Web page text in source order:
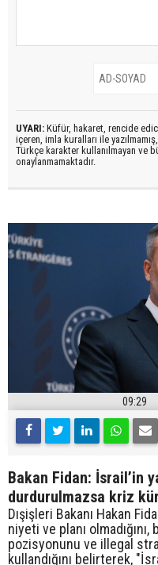
UYARI: Küfür, hakaret, rencide
içeren, imla kuralları ile yazılmamış,
Türkçe karakter kullanılmayan ve
onaylanmamaktadır.
09:29
Bakan Fidan: İsrail’in
durdurulmazsa kriz
Dışişleri Bakanı Hakan
niyeti ve planı
pozisyonunu ve illegal
kullandığını belirterek,